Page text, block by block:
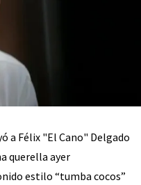
a Félix "El Cano" Delgado
querella ayer
estilo “tumba cocos”